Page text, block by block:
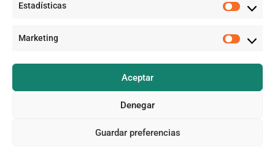
Estadísticas
Marketing
Aceptar
Denegar
Guardar preferencias
Buscar
Buscar